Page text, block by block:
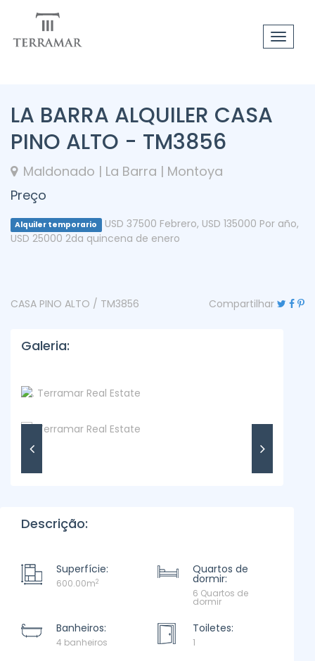
Toggle
LA BARRA ALQUILER CASA
PINO ALTO - TM3856
Maldonado | La Barra | Montoya
Preço
Alquiler temporario USD 37500 Febrero, USD 135000 Por año,
USD 25000 2da quincena de enero
CASA PINO ALTO / TM3856 Compartilhar
Galeria:
Descrição:
Superfície:
600.00m2
Quartos de
dormir:
6 Quartos de
dormir
Banheiros:
4 banheiros
Toiletes:
1